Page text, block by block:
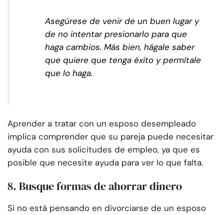
Asegúrese de venir de un buen lugar y
de no intentar presionarlo para que
haga cambios. Más bien, hágale saber
que quiere que tenga éxito y permítale
que lo haga.
Aprender a tratar con un esposo desempleado
implica comprender que su pareja puede necesitar
ayuda con sus solicitudes de empleo, ya que es
posible que necesite ayuda para ver lo que falta.
8. Busque formas de ahorrar dinero
Si no está pensando en divorciarse de un esposo